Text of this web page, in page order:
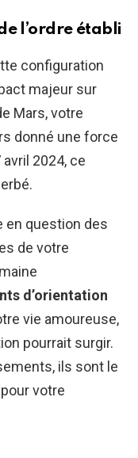
l’ordre établi
configuration
majeur sur
Mars, votre
donné une force
2024, ce
en question des
de votre
d’orientation
vie amoureuse,
pourrait surgir.
ils sont le
votre